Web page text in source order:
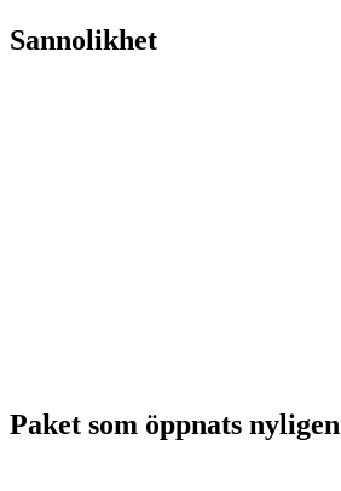
Sannolikhet
Paket som öppnats nyligen